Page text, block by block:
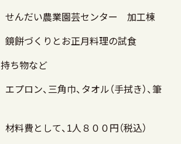
んだい農業園芸センター 加工棟
くりとお正月料理の試食
ち物など
角巾、タオル（手拭き）、筆
として、1人８００円（税込）